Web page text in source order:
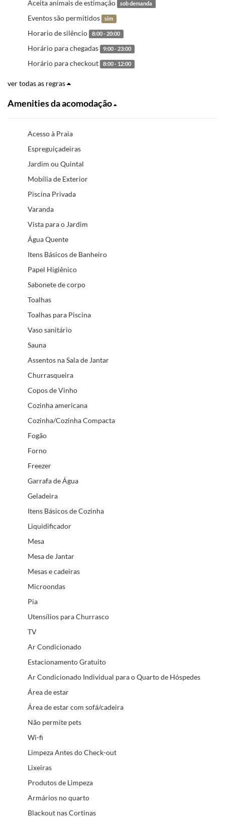
Aceita animais de estimação sob demanda
Eventos são permitidos sim
Horario de silêncio 8:00 - 20:00
Horário para chegadas 9:00 - 23:00
Horário para checkout 8:00 - 12:00
ver todas as regras
Amenities da acomodação
Acesso à Praia
Espreguiçadeiras
Jardim ou Quintal
Mobília de Exterior
Piscina Privada
Varanda
Vista para o Jardim
Água Quente
Itens Básicos de Banheiro
Papel Higiênico
Sabonete de corpo
Toalhas
Toalhas para Piscina
Vaso sanitário
Sauna
Assentos na Sala de Jantar
Churrasqueira
Copos de Vinho
Cozinha americana
Cozinha/Cozinha Compacta
Fogão
Forno
Freezer
Garrafa de Água
Geladeira
Itens Básicos de Cozinha
Liquidificador
Mesa
Mesa de Jantar
Mesas e cadeiras
Microondas
Pia
Utensílios para Churrasco
TV
Ar Condicionado
Estacionamento Gratuito
Ar Condicionado Individual para o Quarto de Hóspedes
Área de estar
Área de estar com sofá/cadeira
Não permite pets
Wi-fi
Limpeza Antes do Check-out
Lixeiras
Produtos de Limpeza
Armários no quarto
Blackout nas Cortinas